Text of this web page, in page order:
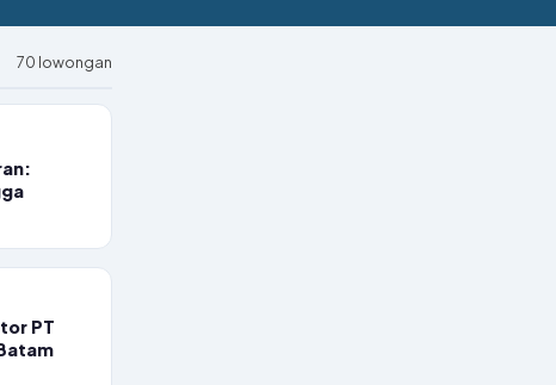
70 lowongan
PT